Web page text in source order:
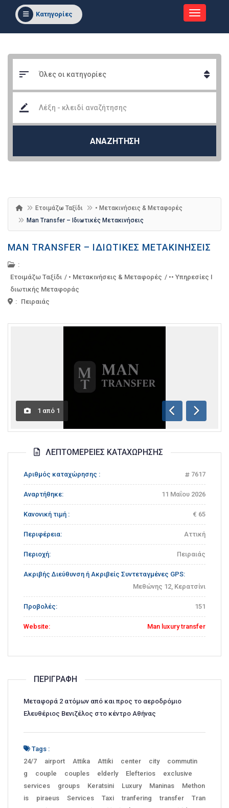
Κατηγορίες
ΑΝΑΖΗΤΗΣΗ
Ετοιμάζω Ταξίδι
• Μετακινήσεις & Μεταφορές
Man Transfer – Ιδιωτικές Μετακινήσεις
MAN TRANSFER – ΙΔΙΩΤΙΚΈΣ ΜΕΤΑΚΙΝΉΣΕΙΣ
:
Ετοιμάζω Ταξίδι / • Μετακινήσεις & Μεταφορές / •• Υπηρεσίες Ι
διωτικής Μεταφοράς
: Πειραιάς
1 από 1
Προηγούμενη
Επόμενη
ΛΕΠΤΟΜΈΡΕΙΕΣ ΚΑΤΑΧΏΡΗΣΗΣ
Αριθμός καταχώρησης : 7617
Αναρτήθηκε: 11 Μαΐου 2026
Κανονική τιμή : € 65
Περιφέρεια: Αττική
Περιοχή: Πειραιάς
Ακριβής Διεύθυνση ή Ακριβείς Συντεταγμένες GPS:
Μεθώνης 12, Κερατσίνι
Προβολές: 151
Website: Man luxury transfer
ΠΕΡΙΓΡΑΦΉ
Μεταφορά 2 ατόμων από και προς το αεροδρόμιο
Ελευθέριος Βενιζέλος στο κέντρο Αθήνας
Tags :
24/7
airport Attika Attiki center city
commutin
g
couple couples elderly Elefterios
exclusive
services
groups Keratsini Luxury Maninas
Methon
is
piraeus Services Taxi tranfering transfer
Tran